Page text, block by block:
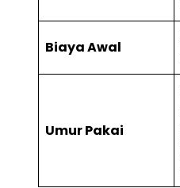
Biaya Awal
Umur Pakai